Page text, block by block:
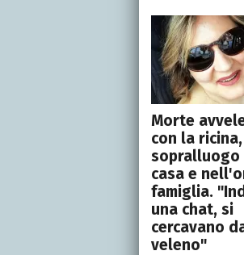
Morte
con la ricina,
sopralluogo
casa e
famiglia.
una chat, si
cercavano
veleno"